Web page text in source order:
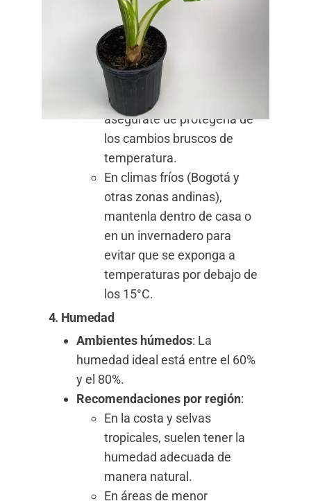
toleran el frío extremo ni las
heladas.
Adaptación en climas
específicos
En zonas cálidas y bajas,
asegúrate de protegerla de
los cambios bruscos de
temperatura.
En climas fríos (Bogotá y
otras zonas andinas),
mantenla dentro de casa o
en un invernadero para
evitar que se exponga a
temperaturas por debajo de
los 15°C.
4. Humedad
Ambientes húmedos: La
humedad ideal está entre el 60%
y el 80%.
Recomendaciones por región:
En la costa y selvas
tropicales, suelen tener la
humedad adecuada de
manera natural.
En áreas de menor